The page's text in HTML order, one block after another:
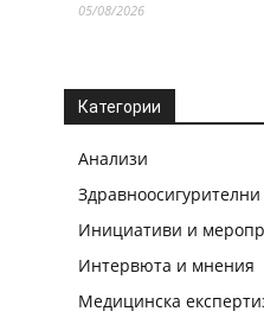
05/08/2026
Категории
Анализи
Инициативи и
Интервюта и мнения
Медицинска